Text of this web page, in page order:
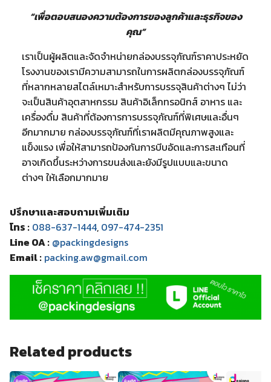
“เพื่อตอบสนองความต้องการของลูกค้าและธุรกิจของ
คุณ”
เราเป็นผู้ผลิตและจัดจำหน่ายกล่องบรรจุภัณฑ์ราคาประหยัด
โรงงานของเรามีความสามารถในการผลิตกล่องบรรจุภัณฑ์
ที่หลากหลายสไตล์เหมาะสำหรับการบรรจุสินค้าต่างๆ ไม่ว่า
จะเป็นสินค้าอุตสาหกรรม สินค้าอิเล็กทรอนิกส์ อาหาร และ
เครื่องดื่ม สินค้าที่ต้องการการบรรจุภัณฑ์ที่พิเศษและอื่นๆ
อีกมากมาย กล่องบรรจุภัณฑ์ที่เราผลิตมีคุณภาพสูงและ
แข็งแรง เพื่อให้สามารถป้องกันการบีบอัดและการสะเทือนที่
อาจเกิดขึ้นระหว่างการขนส่งและยังมีรูปแบบและขนาด
ต่างๆ ให้เลือกมากมาย
ปรึกษาและสอบถามเพิ่มเติม
โทร : 088-637-1444, 097-474-2351
Line OA : @packingdesigns
Email : packing.aw@gmail.com
Related products